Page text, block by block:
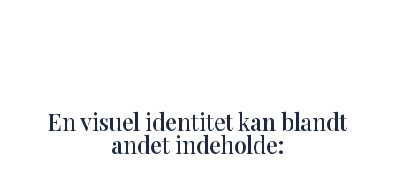
En visuel identitet kan blandt
andet indeholde: